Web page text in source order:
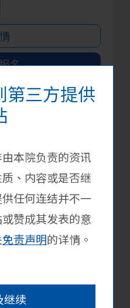
第三方提供
本院负责的资讯
、内容或是否继
任何连结并不一
赞成其发表的意
免责声明的详情。
继续
名
会] 「探索中华」
生暑期内地实习
名
Job Hunting
2026